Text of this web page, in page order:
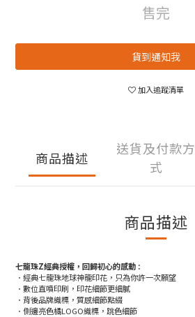
售完
貨到通知我
加入追蹤清單
商品描述
送貨及付款方
式
商品描述
七龍珠Z經典授權，回歸初心的感動 :
．經典七龍珠地球神龍印花，只為你許一次願望
．數位直噴印刷，印花細節更細膩
．背後品牌織標，質感細節點綴
．側邊亮色橘LOGO織標，跳色細節